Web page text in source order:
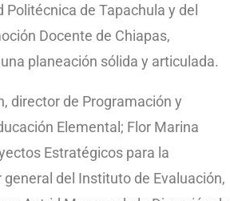
Politécnica de Tapachula y del
Docente de Chiapas,
planeación sólida y articulada.
director de Programación y
Elemental; Flor Marina
Estratégicos para la
del Instituto de Evaluación,